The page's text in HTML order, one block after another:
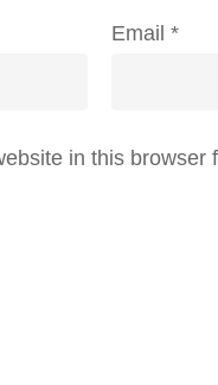
Email *
in this browser